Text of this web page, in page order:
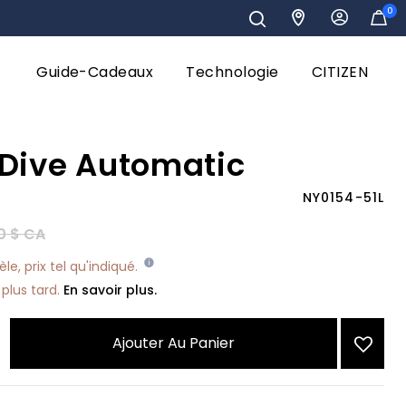
Guide-Cadeaux Technologie CITIZEN
0
Automatic
NY0154-51L
de
$ CAà
prix tel qu'indiqué.
tard. En savoir plus.
Ajouter Au Panier